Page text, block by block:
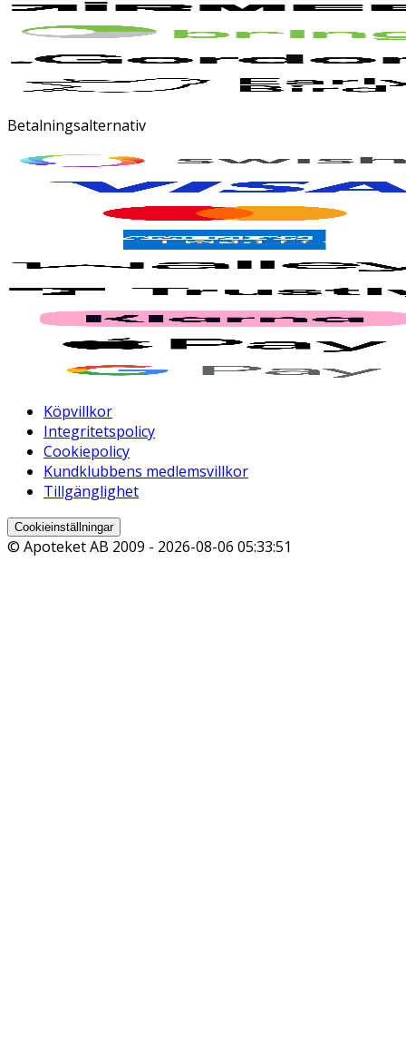
Betalningsalternativ
Köpvillkor
Integritetspolicy
Cookiepolicy
Kundklubbens medlemsvillkor
Tillgänglighet
Cookieinställningar
© Apoteket AB 2009 - 2026-08-06 05:33:51